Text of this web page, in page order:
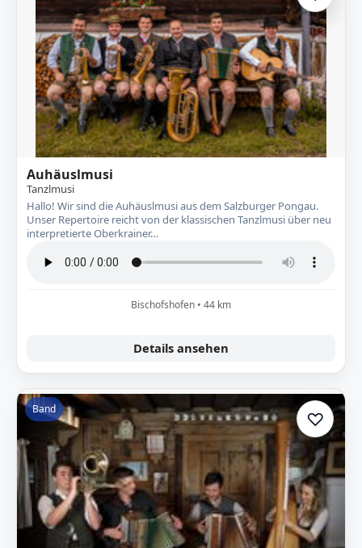
Auhäuslmusi
Tanzlmusi
Hallo! Wir sind die Auhäuslmusi aus dem Salzburger Pongau.
Unser Repertoire reicht von der klassischen Tanzlmusi über neu
interpretierte Oberkrainer…
Bischofshofen • 44 km
Details ansehen
Band ♡Zur